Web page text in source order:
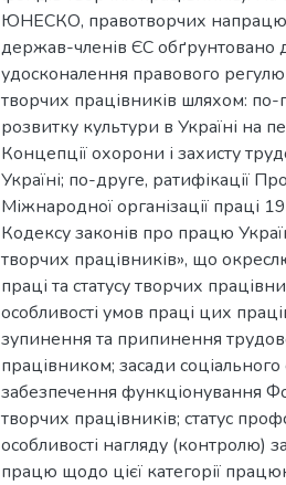
ЮНЕСКО, правотворчих
держав-членів ЄС обґрунтовано
удосконалення правового
творчих працівників шляхом: по-
розвитку культури в Україні на
Концепції охорони і захисту
Україні; по-друге, ратифікації
Міжнародної організації праці
Кодексу законів про працю
творчих працівників», що
праці та статусу творчих
особливості умов праці цих
зупинення та припинення
працівником; засади
забезпечення функціонування
творчих працівників; статус
особливості нагляду (контролю)
працю щодо цієї категорії